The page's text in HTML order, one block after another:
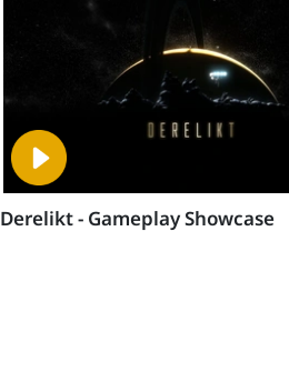
Derelikt - Gameplay Showcase